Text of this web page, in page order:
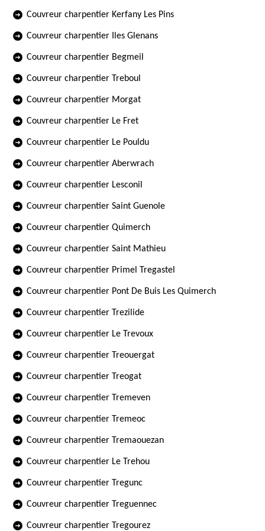
Couvreur charpentier Kerfany Les Pins
Couvreur charpentier Iles Glenans
Couvreur charpentier Begmeil
Couvreur charpentier Treboul
Couvreur charpentier Morgat
Couvreur charpentier Le Fret
Couvreur charpentier Le Pouldu
Couvreur charpentier Aberwrach
Couvreur charpentier Lesconil
Couvreur charpentier Saint Guenole
Couvreur charpentier Quimerch
Couvreur charpentier Saint Mathieu
Couvreur charpentier Primel Tregastel
Couvreur charpentier Pont De Buis Les Quimerch
Couvreur charpentier Trezilide
Couvreur charpentier Le Trevoux
Couvreur charpentier Treouergat
Couvreur charpentier Treogat
Couvreur charpentier Tremeven
Couvreur charpentier Tremeoc
Couvreur charpentier Tremaouezan
Couvreur charpentier Le Trehou
Couvreur charpentier Tregunc
Couvreur charpentier Treguennec
Couvreur charpentier Tregourez